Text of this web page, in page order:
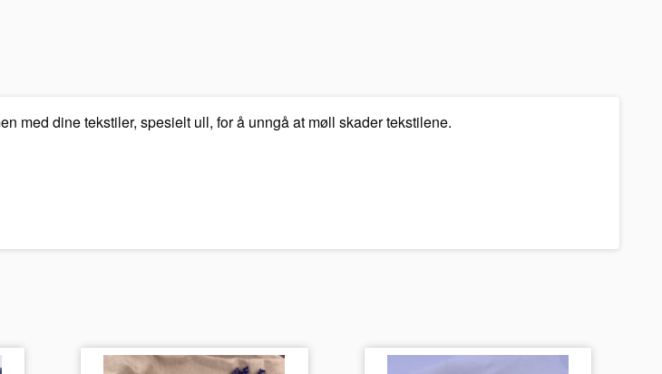
med dine tekstiler, spesielt ull, for å unngå at møll skader tekstilene.